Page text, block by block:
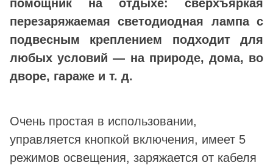
помощник на отдыхе: сверхъяркая
перезаряжаемая светодиодная лампа с
подвесным креплением подходит для
любых условий — на природе, дома, во
дворе, гараже и т. д.
Очень простая в использовании,
управляется кнопкой включения, имеет 5
режимов освещения, заряжается от кабеля